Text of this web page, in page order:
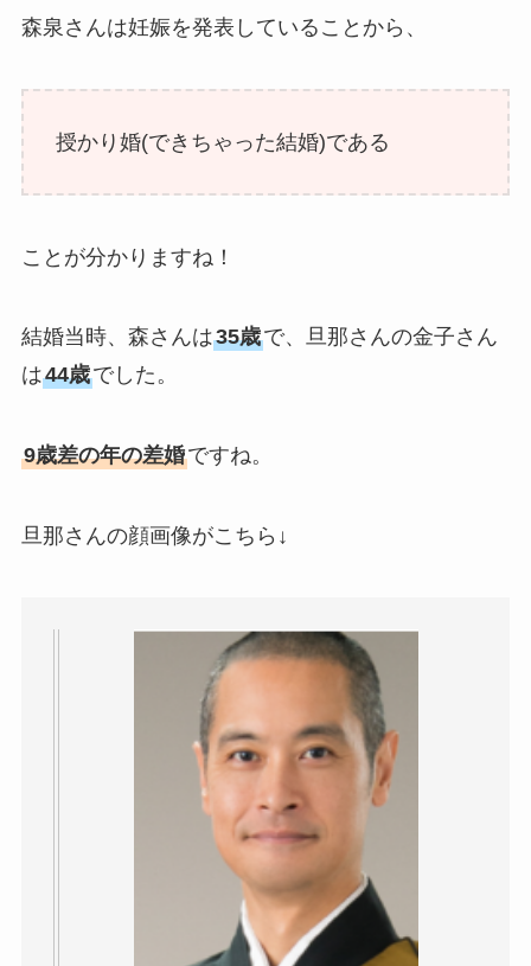
森泉さんは妊娠を発表していることから、
授かり婚(できちゃった結婚)である
ことが分かりますね！
結婚当時、森さんは35歳で、旦那さんの金子さん
は44歳でした。
9歳差の年の差婚ですね。
旦那さんの顔画像がこちら↓